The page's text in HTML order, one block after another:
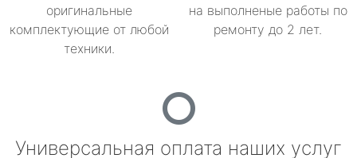
оригинальные
комплектующие от любой
техники.
на выполненые работы по
ремонту до 2 лет.
Универсальная оплата наших услуг